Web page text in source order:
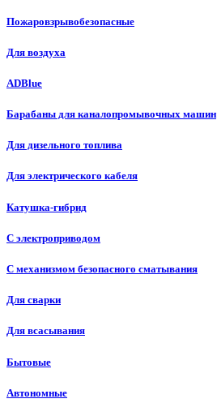
Пожаровзрывобезопасные
Для воздуха
ADBlue
Барабаны для каналопромывочных машин
Для дизельного топлива
Для электрического кабеля
Катушка-гибрид
С электроприводом
С механизмом безопасного сматывания
Для сварки
Для всасывания
Бытовые
Автономные